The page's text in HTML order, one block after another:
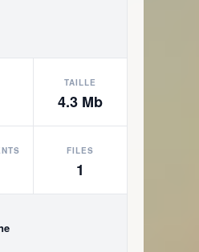
TAILLE
4.3 Mb
FILES
1